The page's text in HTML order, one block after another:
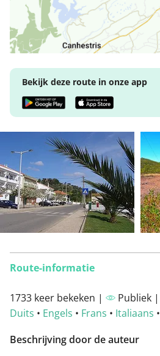
Bekijk deze route in onze app
Route-informatie
1733 keer bekeken | Publiek |
Duits • Engels • Frans • Italiaans •
Beschrijving door de auteur